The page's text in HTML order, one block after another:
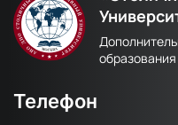
образования
Телефон